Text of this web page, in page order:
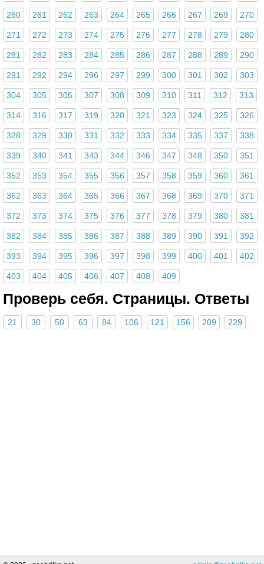
260 261 262 263 264 265 266 267 269 270
271 272 273 274 275 276 277 278 279 280
281 282 283 284 285 286 287 288 289 290
291 292 294 296 297 299 300 301 302 303
304 305 306 307 308 309 310 311 312 313
314 316 317 319 320 321 323 324 325 326
328 329 330 331 332 333 334 335 337 338
339 340 341 343 344 346 347 348 350 351
352 353 354 355 356 357 358 359 360 361
362 363 364 365 366 367 368 369 370 371
372 373 374 375 376 377 378 379 380 381
382 384 385 386 387 388 389 390 391 392
393 394 395 396 397 398 399 400 401 402
403 404 405 406 407 408 409
Проверь себя. Страницы. Ответы
21 30 50 63 84 106 121 156 209 229